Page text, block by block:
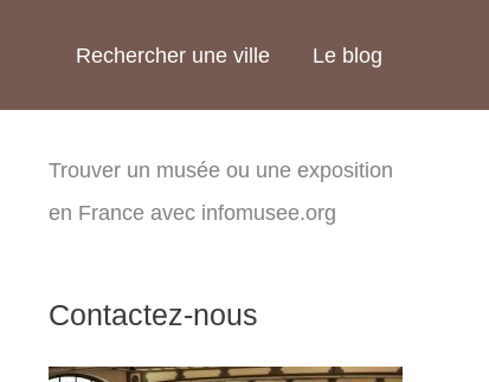
Rechercher une ville Le blog
Trouver un musée ou une exposition
en France avec infomusee.org
Contactez-nous